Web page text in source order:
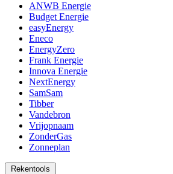
ANWB Energie
Budget Energie
easyEnergy
Eneco
EnergyZero
Frank Energie
Innova Energie
NextEnergy
SamSam
Tibber
Vandebron
Vrijopnaam
ZonderGas
Zonneplan
Rekentools